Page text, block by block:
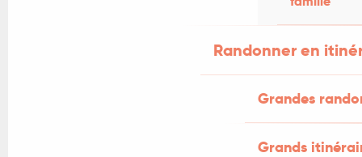
Randonner en
Grandes
Grands